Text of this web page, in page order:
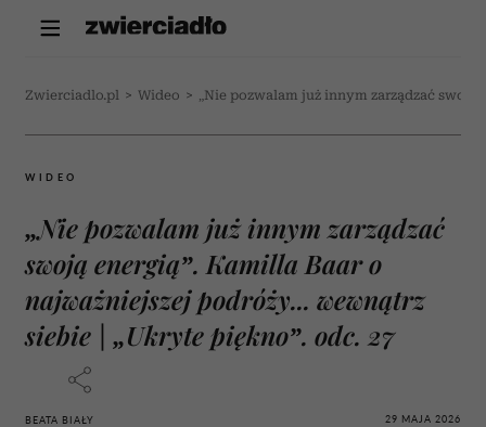
Zwierciadlo.pl > Wideo > „Nie pozwalam już innym zarządzać swoją
WIDEO
„Nie pozwalam już innym zarządzać
swoją energią”. Kamilla Baar o
najważniejszej podróży... wewnątrz
siebie | „Ukryte piękno”. odc. 27
BEATA BIAŁY 29 MAJA 2026